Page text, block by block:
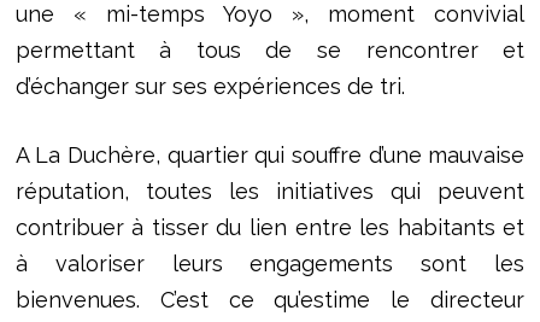
une « mi-temps Yoyo », moment convivial
permettant à tous de se rencontrer et
d’échanger sur ses expériences de tri.
A La Duchère, quartier qui souffre d’une mauvaise
réputation, toutes les initiatives qui peuvent
contribuer à tisser du lien entre les habitants et
à valoriser leurs engagements sont les
bienvenues. C’est ce qu’estime le directeur